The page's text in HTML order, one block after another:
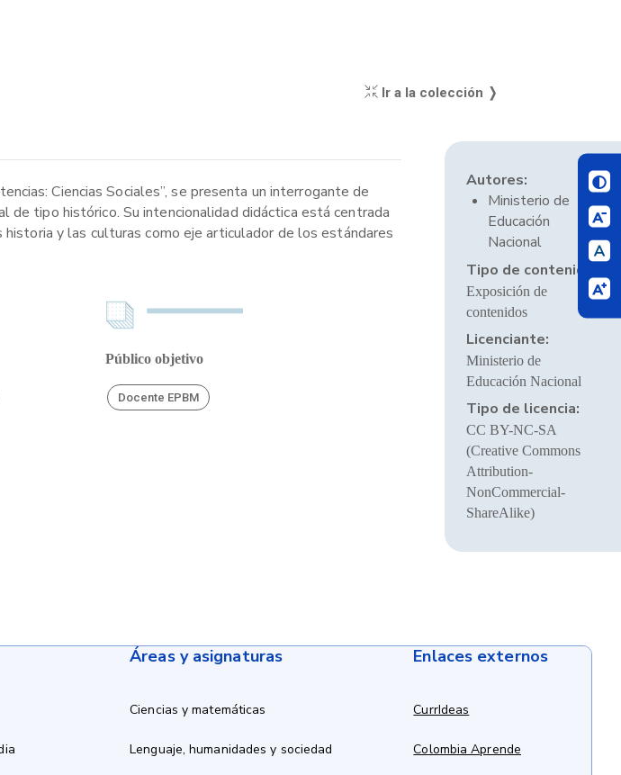
Ir a la colección ❭
Ciencias Sociales”, se presenta un interrogante de
tipo histórico. Su intencionalidad didáctica está centrada
y las culturas como eje articulador de los estándares
Público objetivo
Docente EPBM
Autores:
Ministerio de
Educación
Nacional
Tipo de contenido:
Exposición de
contenidos
Licenciante:
Ministerio de
Educación Nacional
Tipo de licencia:
CC BY-NC-SA
(Creative Commons
Attribution-
NonCommercial-
ShareAlike)
Áreas y asignaturas
Ciencias y matemáticas
Lenguaje, humanidades y sociedad
Enlaces externos
CurrIdeas
Colombia Aprende